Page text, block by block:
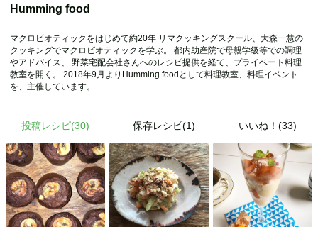
Humming food
マクロビオティックをはじめて約20年 リマクッキングスクール、大森一慧の
クッキングでマクロビオティックを学ぶ。 都内助産院で母親学級等での調理
やアドバイス、 野菜宅配会社さんへのレシピ提供を経て、プライベート料理
教室を開く。 2018年9月よりHumming foodとして料理教室、料理イベント
を、主催しています。
投稿レシピ(30) 保存レシピ(1) いいね！(33)